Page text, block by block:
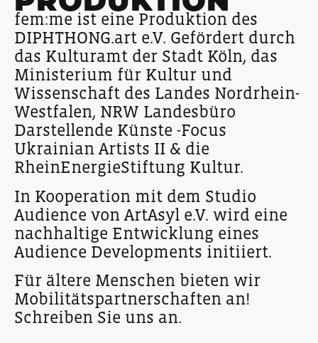
fem:me ist eine Produktion des
DIPHTHONG.art e.V. Gefördert durch
das Kulturamt der Stadt Köln, das
Ministerium für Kultur und
Wissenschaft des Landes Nordrhein-
Westfalen, NRW Landesbüro
Darstellende Künste -Focus
Ukrainian Artists II & die
RheinEnergieStiftung Kultur.
In Kooperation mit dem Studio
Audience von ArtAsyl e.V. wird eine
nachhaltige Entwicklung eines
Audience Developments initiiert.
Für ältere Menschen bieten wir
Mobilitätspartnerschaften an!
Schreiben Sie uns an.